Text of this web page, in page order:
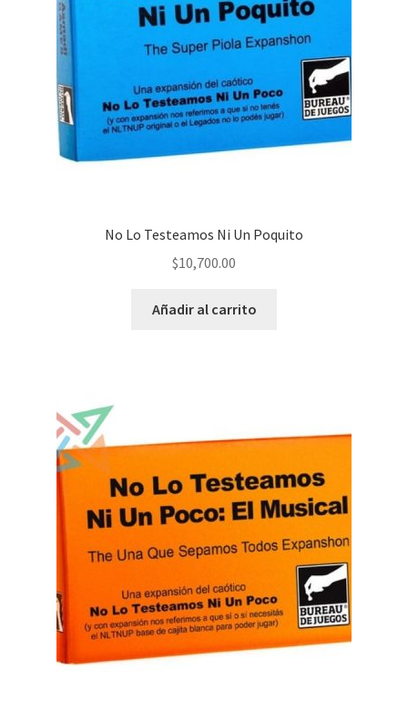
No Lo Testeamos Ni Un Poquito
$10,700.00
Añadir al carrito